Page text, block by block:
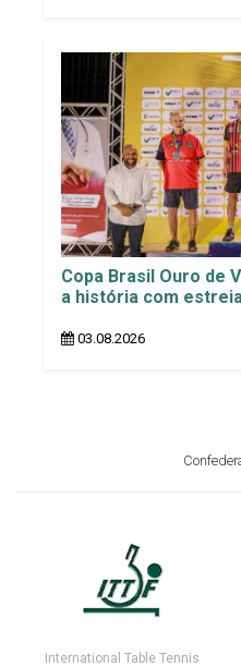
Copa Brasil Ouro de
a história com
03.08.2026
International Table Tennis